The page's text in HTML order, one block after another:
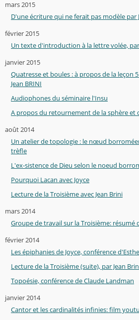
mars 2015
D'une écriture qui ne ferait pas modèle par
février 2015
Un texte d'introduction à la lettre volée,
janvier 2015
Quatresse et boules : à propos de la leçon
Jean BRINI
Audiophones du séminaire l'Insu
A propos du retournement de la sphère et
août 2014
Un atelier de topologie : le nœud
trèfle
L'ex-sistence de Dieu selon le noeud
Pourquoi Lacan avec Joyce
Lecture de la Troisième avec Jean Brini
mars 2014
Groupe de travail sur la Troisième: résumé
février 2014
Les épiphanies de Joyce, conférence
Lecture de la Troisième (suite), par Jean
Topoésie, conférence de Claude Landman
janvier 2014
Cantor et les cardinalités infinies: film